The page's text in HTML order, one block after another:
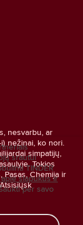
nesvarbu, ar
nežinai, ko nori.
simpatijų,
Tokios
Chemija ir
srautui
TINDER
slapukus ir
per savo